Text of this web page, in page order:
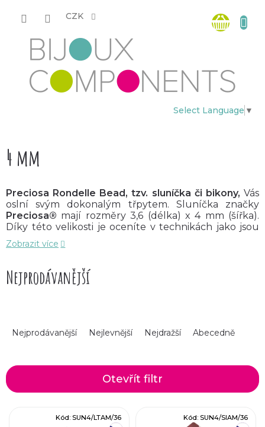
CZK
Select Language ▼
košík
4 mm
Preciosa Rondelle Bead, tzv. sluníčka či bikony, Vás
oslní svým dokonalým třpytem. Sluníčka značky
Preciosa® mají rozměry 3,6 (délka) x 4 mm (šířka).
Díky této velikosti je oceníte v technikách jako jsou
šité šperky
či
škále je můžete snadno kombinovat s dalšími
Inspiraci naleznete na našem
Zobrazit více
Nejprodávanější
z
Nejprodávanější Nejlevnější Nejdražší Abecedně
Otevřít filtr
Kód: SUN4/LTAM/36 Kód: SUN4/SIAM/36